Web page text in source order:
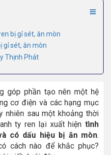
bị gỉ sét, ăn mòn
gỉ sét, ăn mòn
Thịnh Phát
góp phần tạo nên một hệ
cơ điện và các hạng mục
nhiên sau một khoảng thời
ty ren lại xuất hiện tình
có dấu hiệu bị ăn mòn.
cách nào để khắc phục?